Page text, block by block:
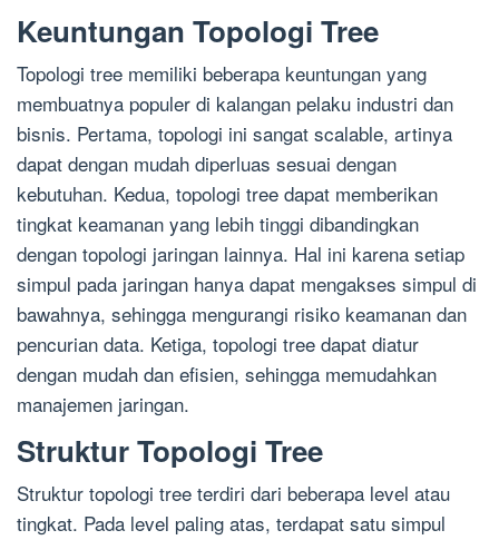
Keuntungan Topologi Tree
Topologi tree memiliki beberapa keuntungan yang
membuatnya populer di kalangan pelaku industri dan
bisnis. Pertama, topologi ini sangat scalable, artinya
dapat dengan mudah diperluas sesuai dengan
kebutuhan. Kedua, topologi tree dapat memberikan
tingkat keamanan yang lebih tinggi dibandingkan
dengan topologi jaringan lainnya. Hal ini karena setiap
simpul pada jaringan hanya dapat mengakses simpul di
bawahnya, sehingga mengurangi risiko keamanan dan
pencurian data. Ketiga, topologi tree dapat diatur
dengan mudah dan efisien, sehingga memudahkan
manajemen jaringan.
Struktur Topologi Tree
Struktur topologi tree terdiri dari beberapa level atau
tingkat. Pada level paling atas, terdapat satu simpul